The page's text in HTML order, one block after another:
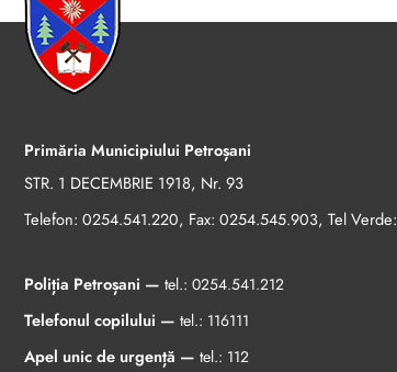
Primăria Municipiului Petroșani
STR. 1 DECEMBRIE 1918, Nr. 93
Telefon: 0254.541.220, Fax: 0254.545.903, Tel Verde:
Poliția Petroșani — tel.: 0254.541.212
Telefonul copilului — tel.: 116111
Apel unic de urgență — tel.: 112